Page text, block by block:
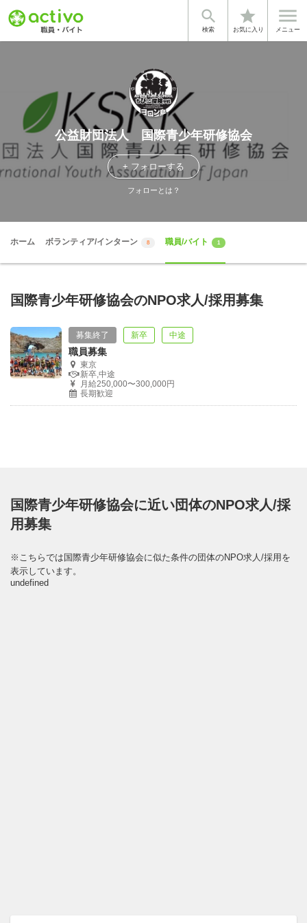

検索
star
お気に入り

メニュー
公益財団法人 国際青少年研修協会
+ フォローする
フォローとは？
ホーム ボランティア/インターン 8 職員/バイト 1
国際青少年研修協会のNPO求人/採用募集
募集終了 新卒 中途
職員募集
東京
新卒,中途
月給250,000〜300,000円
長期歓迎
国際青少年研修協会に近い団体のNPO求人/採
用募集
※こちらでは国際青少年研修協会に似た条件の団体のNPO求人/採用を
表示しています。
undefined